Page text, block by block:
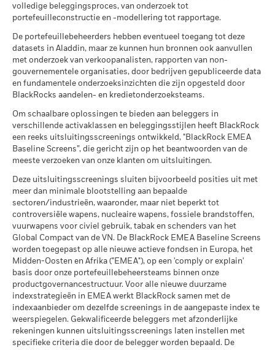
(%) SGD
13,4 6,4 -4,3
Beperkende
benchmark 1
(%) USD
17,1 7,5 14,3
Het rendement is weergegeven na aftrek van de lopende
kosten. Instap-/uitstapvergoedingen worden niet in
De getoonde cijfers hebben betrekking op de prestaties in het
verleden.In het verleden behaalde resultaten vormen geen
betrouwbare indicator voor toekomstige resultaten. Markten
kunnen zich in de toekomst heel anders ontwikkelen. Het kan
u helpen om te beoordelen hoe het fonds in het verleden
werd beheerd
De prestaties worden weergegeven op basis van de netto-
inventariswaarde (NIW), waarbij de bruto-inkomsten, indien
van toepassing, worden herbelegd. Het rendement van uw
belegging kan stijgen of dalen als gevolg van
valutaschommelingen als uw belegging wordt gedaan in een
andere valuta dan die gebruikt in de berekening van de
prestaties in het verleden. Bron: Blackrock
Scenario's
Stressscenario
Wat u kunt terugkrijgen na aftrek van
Gemiddeld rendement per jaar
Ongunstig
Wat u kunt terugkrijgen na aftrek van
Gemiddeld rendement per jaar
Gematigd
Wat u kunt terugkrijgen na aftrek van
Gemiddeld rendement per jaar
Gunstig
Wat u kunt terugkrijgen na aftrek van
Het stressscenario laat zien wat u zou kunnen terugkrijgen in
extreme marktomstandigheden.
per 30/jun/2026
MSCI – Kernwapens
per 30/jun/2026
0,00%
MSCI – Vuurwapens voor
civiel gebruik
per 30/jun/2026
per 30/jun/2026
MSCI – Overtreders van
Global Compact van de VN
per 30/jun/2026
0,00%
MSCI – Ketelkool
per 30/jun/2026
0,00%
MSCI – Oliezand
per 30/jun/2026
Betrokkenheid van
bedrijfsleven Dekking
per 30/jun/2026
Percentage niet-gedekt
Fonds
per 30/jun/2026
58,81%
Alle documenten
volledige beleggingsproces, van onderzoek tot
portefeuilleconstructie en -modellering tot rapportage.
De portefeuillebeheerders hebben eventueel toegang tot deze
datasets in Aladdin, maar ze kunnen hun bronnen ook aanvullen
met onderzoek van verkoopanalisten, rapporten van non-
gouvernementele organisaties, door bedrijven gepubliceerde data
en fundamentele onderzoeksinzichten die zijn opgesteld door
BlackRocks aandelen- en kredietonderzoeksteams.
Om schaalbare oplossingen te bieden aan beleggers in
verschillende activaklassen en beleggingsstijlen heeft BlackRock
een reeks uitsluitingsscreenings ontwikkeld, "BlackRock EMEA
Baseline Screens”, die gericht zijn op het beantwoorden van de
meeste verzoeken van onze klanten om uitsluitingen.
Deze uitsluitingsscreenings sluiten bijvoorbeeld posities uit met
meer dan minimale blootstelling aan bepaalde
sectoren/industrieën, waaronder, maar niet beperkt tot
controversiële wapens, nucleaire wapens, fossiele brandstoffen,
vuurwapens voor civiel gebruik, tabak en schenders van het
Global Compact van de VN. De BlackRock EMEA Baseline Screens
worden toegepast op alle nieuwe actieve fondsen in Europa, het
Midden-Oosten en Afrika ("EMEA"), op een 'comply or explain'
basis door onze portefeuillebeheersteams binnen onze
productgovernancestructuur. Voor alle nieuwe duurzame
indexstrategieën in EMEA werkt BlackRock samen met de
indexaanbieder om dezelfde screenings in de aangepaste index te
weerspiegelen. Gekwalificeerde beleggers met afzonderlijke
rekeningen kunnen uitsluitingsscreenings laten instellen met
specifieke criteria die door de belegger worden bepaald. De